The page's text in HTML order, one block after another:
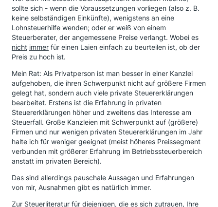
sollte sich - wenn die Voraussetzungen vorliegen (also z. B.
keine selbständigen Einkünfte), wenigstens an eine
Lohnsteuerhilfe wenden; oder er weiß von einem
Steuerberater, der angemessene Preise verlangt. Wobei es
nicht immer für einen Laien einfach zu beurteilen ist, ob der
Preis zu hoch ist.
Mein Rat: Als Privatperson ist man besser in einer Kanzlei
aufgehoben, die ihren Schwerpunkt nicht auf größere Firmen
gelegt hat, sondern auch viele private Steuererklärungen
bearbeitet. Erstens ist die Erfahrung in privaten
Steuererklärungen höher und zweitens das Interesse am
Steuerfall. Große Kanzleien mit Schwerpunkt auf (größere)
Firmen und nur wenigen privaten Steuererklärungen im Jahr
halte ich für weniger geeignet (meist höheres Preissegment
verbunden mit größerer Erfahrung im Betriebssteuerbereich
anstatt im privaten Bereich).
Das sind allerdings pauschale Aussagen und Erfahrungen
von mir, Ausnahmen gibt es natürlich immer.
Zur Steuerliteratur für diejenigen, die es sich zutrauen, Ihre